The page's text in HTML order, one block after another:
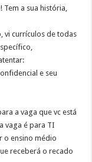
a sua história,
vi currículos de todas
e seu
a vaga que vc está
vaga é para TI
o ensino médio
receberá o recado